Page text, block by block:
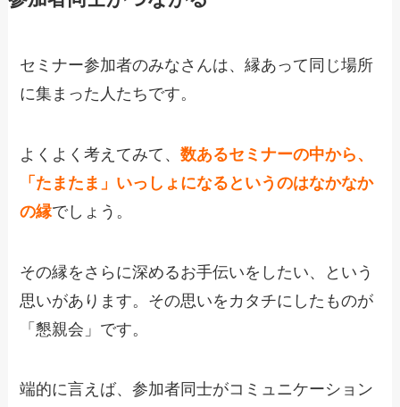
セミナー参加者のみなさんは、縁あって同じ場所
に集まった人たちです。
よくよく考えてみて、数あるセミナーの中から、
「たまたま」いっしょになるというのはなかなか
の縁でしょう。
その縁をさらに深めるお手伝いをしたい、という
思いがあります。その思いをカタチにしたものが
「懇親会」です。
端的に言えば、参加者同士がコミュニケーション